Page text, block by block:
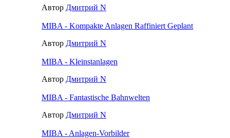
Автор Дмитрий N
MIBA - Kompakte Anlagen Raffiniert Geplant
Автор Дмитрий N
MIBA - Kleinstanlagen
Автор Дмитрий N
MIBA - Fantastische Bahnwelten
Автор Дмитрий N
MIBA - Anlagen-Vorbilder